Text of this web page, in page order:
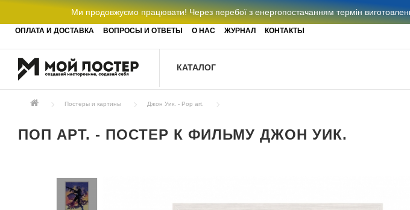
Ми продовжуємо працювати! Через перебої з енергопостачанням термін
ОПЛАТА И ДОСТАВКА ВОПРОСЫ И ОТВЕТЫ О НАС ЖУРНАЛ КОНТАКТЫ
КАТАЛОГ
Постеры и картины Джон Уик. - Pop art.
ПОП АРТ. - ПОСТЕР К ФИЛЬМУ ДЖОН УИК.